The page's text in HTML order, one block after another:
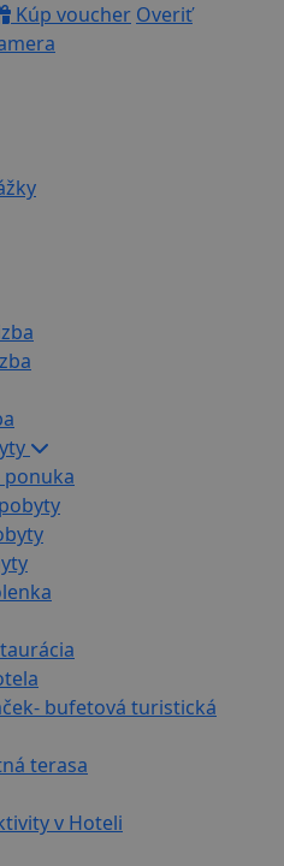
Kúp voucher Overiť
ponuka
bufetová turistická
terasa
v Hoteli